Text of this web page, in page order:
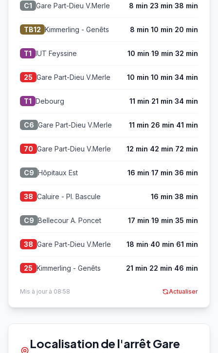
C1 Gare Part-Dieu V.Merle 8 min·23 min·38 min
TB12 Kimmerling - Genêts 8 min·10 min·20 min
T1 IUT Feyssine 10 min·19 min·32 min
25 Gare Part-Dieu V.Merle 10 min·10 min·34 min
T1 Debourg 11 min·21 min·34 min
C6 Gare Part-Dieu V.Merle 11 min·26 min·41 min
70 Gare Part-Dieu V.Merle 12 min·42 min·72 min
C9 Hôpitaux Est 16 min·17 min·36 min
38 Caluire - Pl. Bascule 16 min·38 min
C9 Bellecour A. Poncet 17 min·19 min·35 min
38 Gare Part-Dieu V.Merle 18 min·40 min·61 min
25 Kimmerling - Genêts 21 min·22 min·46 min
Mis à jour à 08:58 Actualiser
Localisation de l'arrêt Gare